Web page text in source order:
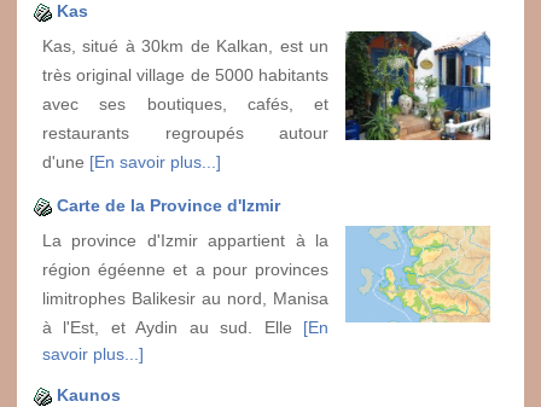
Kas
Kas, situé à 30km de Kalkan, est un
très original village de 5000 habitants
avec ses boutiques, cafés, et
restaurants regroupés autour
d'une [En savoir plus...]
Carte de la Province d'Izmir
La province d'Izmir appartient à la
région égéenne et a pour provinces
limitrophes Balikesir au nord, Manisa
à l'Est, et Aydin au sud. Elle [En
savoir plus...]
Kaunos